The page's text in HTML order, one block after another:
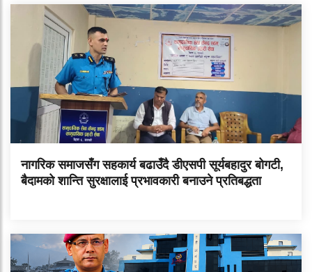
नागरिक समाजसँग सहकार्य बढाउँदै डीएसपी सूर्यबहादुर बोगटी,
बैदामको शान्ति सुरक्षालाई प्रभावकारी बनाउने प्रतिबद्धता